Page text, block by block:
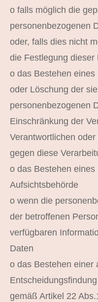
o falls möglich die
personenbezogenen
oder, falls dies nicht
die Festlegung dieser
o das Bestehen
oder Löschung der
personenbezogenen
Einschränkung der
Verantwortlichen
gegen diese
o das Bestehen
Aufsichtsbehörde
o wenn die
der betroffenen
verfügbaren
Daten
o das Bestehen einer
gemäß Artikel 22